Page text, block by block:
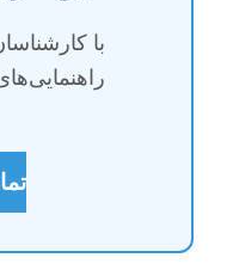
با